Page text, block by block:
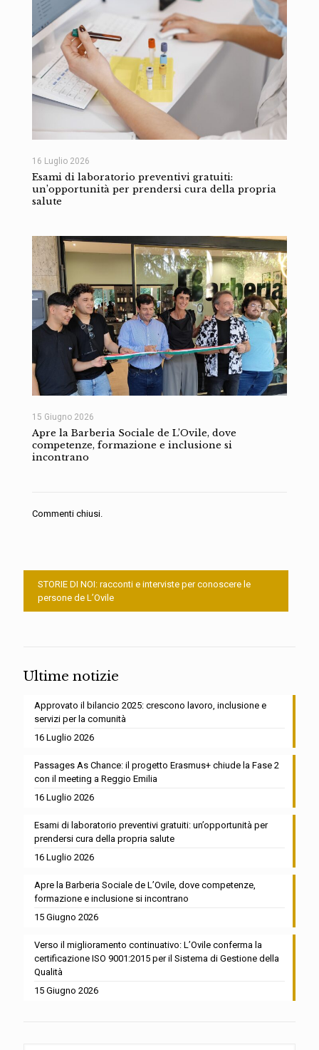
16 Luglio 2026
Esami di laboratorio preventivi gratuiti:
un’opportunità per prendersi cura della propria
salute
15 Giugno 2026
Apre la Barberia Sociale de L’Ovile, dove
competenze, formazione e inclusione si
incontrano
Commenti chiusi.
STORIE DI NOI: racconti e interviste per conoscere le
persone de L’Ovile
Ultime notizie
Approvato il bilancio 2025: crescono lavoro, inclusione e
servizi per la comunità
16 Luglio 2026
Passages As Chance: il progetto Erasmus+ chiude la Fase 2
con il meeting a Reggio Emilia
16 Luglio 2026
Esami di laboratorio preventivi gratuiti: un’opportunità per
prendersi cura della propria salute
16 Luglio 2026
Apre la Barberia Sociale de L’Ovile, dove competenze,
formazione e inclusione si incontrano
15 Giugno 2026
Verso il miglioramento continuativo: L’Ovile conferma la
certificazione ISO 9001:2015 per il Sistema di Gestione della
Qualità
15 Giugno 2026